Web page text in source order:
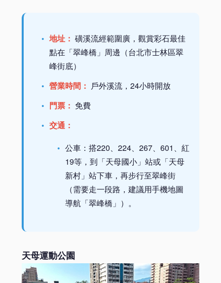
地址： 磺溪流經範圍廣，觀賞彩石最佳
點在「翠峰橋」周邊（台北市士林區翠
峰街底）
營業時間： 戶外溪流，24小時開放
門票： 免費
交通：
公車：搭220、224、267、601、紅
19等，到「天母國小」站或「天母
新村」站下車，再步行至翠峰街
（需要走一段路，建議用手機地圖
導航「翠峰橋」）。
天母運動公園